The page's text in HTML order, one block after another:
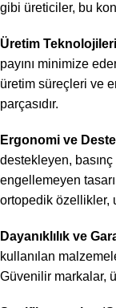
gibi üreticiler, bu
Üretim
payını minimize
üretim süreçleri ve
parçasıdır.
Ergonomi ve
destekleyen, basınç
engellemeyen
ortopedik özellikler,
Dayanıklılık ve
kullanılan
Güvenilir markalar,